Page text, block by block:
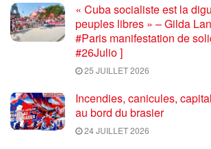
« Cuba socialiste est la
peuples libres » – Gilda
#Paris manifestation de
#26Julio ]
25 JUILLET 2026
Incendies, canicules,
au bord du brasier
24 JUILLET 2026